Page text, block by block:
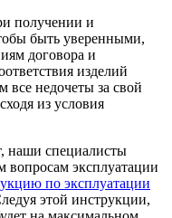
получении и
быть уверенными,
договора и
изделий
недочеты за свой
из условия
наши специалисты
вопросам эксплуатации
по эксплуатации
этой инструкции,